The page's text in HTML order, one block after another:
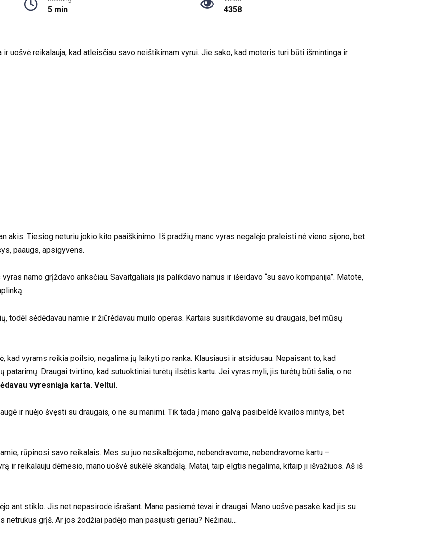
5 min 4358
ir uošvė reikalauja, kad atleisčiau savo neištikimam vyrui. Jie sako, kad moteris turi būti išmintinga ir
akis. Tiesiog neturiu jokio kito paaiškinimo. Iš pradžių mano vyras negalėjo praleisti nė vieno sijono, bet
paaugs, apsigyvens.
namo grįždavo anksčiau. Savaitgaliais jis palikdavo namus ir išeidavo “su savo kompanija”. Matote,
todėl sėdėdavau namie ir žiūrėdavau muilo operas. Kartais susitikdavome su draugais, bet mūsų
kad vyrams reikia poilsio, negalima jų laikyti po ranka. Klausiausi ir atsidusau. Nepaisant to, kad
Draugai tvirtino, kad sutuoktiniai turėtų ilsėtis kartu. Jei vyras myli, jis turėtų būti šalia, o ne
vyresniąja karta. Veltui.
ir nuėjo švęsti su draugais, o ne su manimi. Tik tada į mano galvą pasibeldė kvailos mintys, bet
rūpinosi savo reikalais. Mes su juo nesikalbėjome, nebendravome, nebendravome kartu –
ir reikalauju dėmesio, mano uošvė sukėlė skandalą. Matai, taip elgtis negalima, kitaip ji išvažiuos. Aš iš
ant stiklo. Jis net nepasirodė išrašant. Mane pasiėmė tėvai ir draugai. Mano uošvė pasakė, kad jis su
grįš. Ar jos žodžiai padėjo man pasijusti geriau? Nežinau…